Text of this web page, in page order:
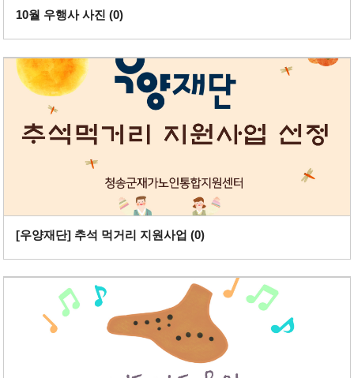
10월 우행사 사진 (0)
[우양재단] 추석 먹거리 지원사업 (0)